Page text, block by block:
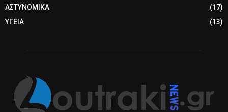
ΑΣΤΥΝΟΜΙΚΑ
(17)
ΥΓΕΙΑ
(13)